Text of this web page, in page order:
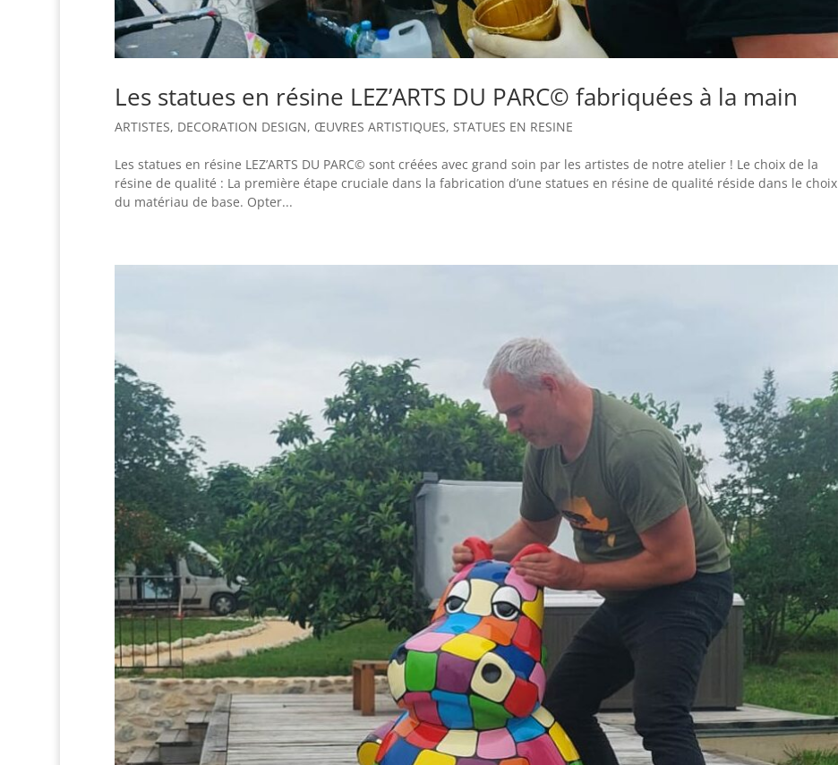
Les statues en résine LEZ’ARTS DU PARC© fabriquées à la main
ARTISTES, DECORATION DESIGN, ŒUVRES ARTISTIQUES, STATUES EN RESINE
Les statues en résine LEZ’ARTS DU PARC© sont créées avec grand soin par les artistes de notre atelier ! Le choix de la
résine de qualité : La première étape cruciale dans la fabrication d’une statues en résine de qualité réside dans le choix
du matériau de base. Opter...